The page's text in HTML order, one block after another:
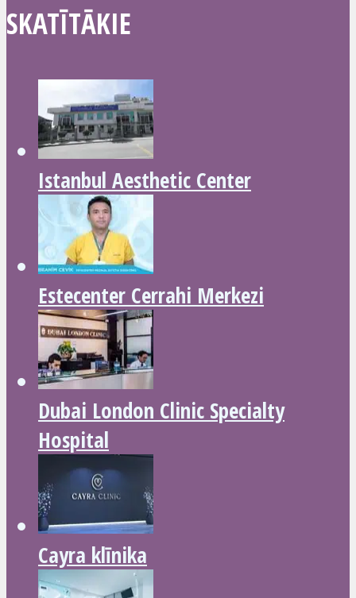
SKATĪTĀKIE
Istanbul Aesthetic Center
Estecenter Cerrahi Merkezi
Dubai London Clinic Specialty
Hospital
Cayra klīnika